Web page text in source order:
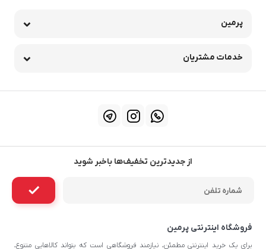
پرمین
خدمات مشتریان
از جدیدترین تخفیف‌ها باخبر شوید
فروشگاه اینترنتی پرمین
برای یک خرید اینترنتی مطمئن، نیازمند فروشگاهی است که بتواند کالاهایی متنوع،